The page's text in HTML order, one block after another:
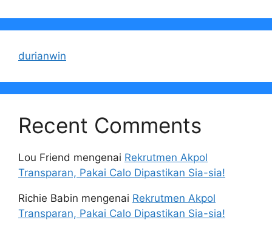
durianwin
Recent Comments
Lou Friend mengenai Rekrutmen Akpol
Transparan, Pakai Calo Dipastikan Sia-sia!
Richie Babin mengenai Rekrutmen Akpol
Transparan, Pakai Calo Dipastikan Sia-sia!